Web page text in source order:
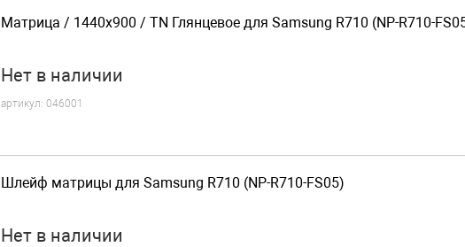
Матрица / 1440x900 / TN Глянцевое для Samsung R710 (NP-R710-
Нет в наличии
артикул: 046001
Шлейф матрицы для Samsung R710 (NP-R710-FS05)
Нет в наличии